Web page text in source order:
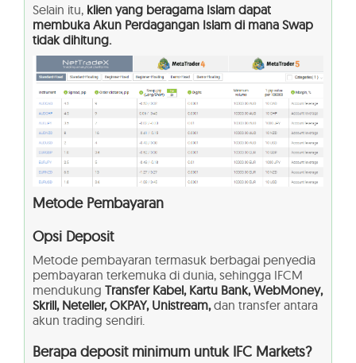
Selain itu, klien yang beragama Islam dapat
membuka Akun Perdagangan Islam di mana Swap
tidak dihitung.
Metode Pembayaran
Opsi Deposit
Metode pembayaran termasuk berbagai penyedia
pembayaran terkemuka di dunia, sehingga IFCM
mendukung Transfer Kabel, Kartu Bank, WebMoney,
Skrill, Neteller, OKPAY, Unistream,dan transfer antara
akun trading sendiri.
Berapa deposit minimum untuk IFC Markets?